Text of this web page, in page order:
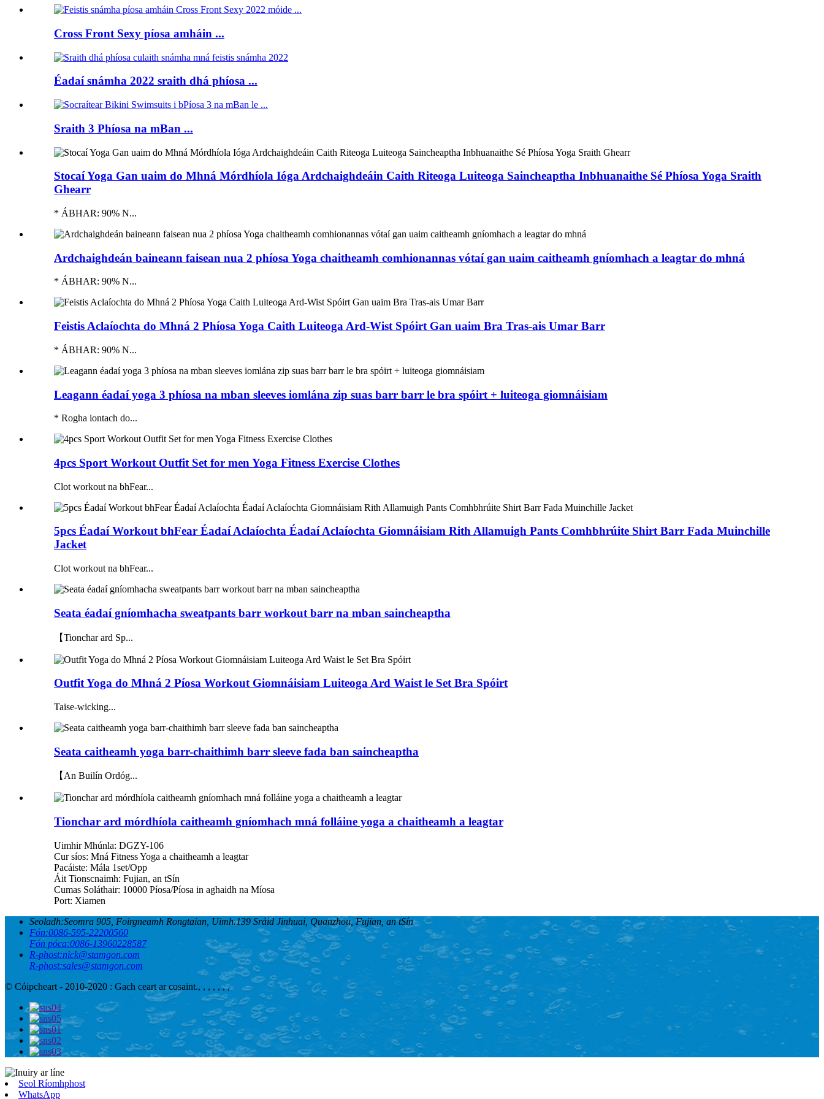
Cross Front Sexy píosa amháin ...
Éadaí snámha 2022 sraith dhá phíosa ...
Sraith 3 Phíosa na mBan ...
Stocaí Yoga Gan uaim do Mhná Mórdhíola Ióga Ardchaighdeáin Caith Riteoga Luiteoga Saincheaptha Inbhuanaithe Sé Phíosa Yoga Sraith
Ghearr
* ÁBHAR: 90% N...
Ardchaighdeán baineann faisean nua 2 phíosa Yoga chaitheamh comhionannas vótaí gan uaim caitheamh gníomhach a leagtar do mhná
* ÁBHAR: 90% N...
Feistis Aclaíochta do Mhná 2 Phíosa Yoga Caith Luiteoga Ard-Wist Spóirt Gan uaim Bra Tras-ais Umar Barr
* ÁBHAR: 90% N...
Leagann éadaí yoga 3 phíosa na mban sleeves iomlána zip suas barr barr le bra spóirt + luiteoga giomnáisiam
* Rogha iontach do...
4pcs Sport Workout Outfit Set for men Yoga Fitness Exercise Clothes
Clot workout na bhFear...
5pcs Éadaí Workout bhFear Éadaí Aclaíochta Éadaí Aclaíochta Giomnáisiam Rith Allamuigh Pants Comhbhrúite Shirt Barr Fada Muinchille
Jacket
Clot workout na bhFear...
Seata éadaí gníomhacha sweatpants barr workout barr na mban saincheaptha
【Tionchar ard Sp...
Outfit Yoga do Mhná 2 Píosa Workout Giomnáisiam Luiteoga Ard Waist le Set Bra Spóirt
Taise-wicking...
Seata caitheamh yoga barr-chaithimh barr sleeve fada ban saincheaptha
【An Builín Ordóg...
Tionchar ard mórdhíola caitheamh gníomhach mná folláine yoga a chaitheamh a leagtar
Uimhir Mhúnla: DGZY-106
Cur síos: Mná Fitness Yoga a chaitheamh a leagtar
Pacáiste: Mála 1set/Opp
Áit Tionscnaimh: Fujian, an tSín
Cumas Soláthair: 10000 Píosa/Píosa in aghaidh na Míosa
Port: Xiamen
Seoladh:Seomra 905, Foirgneamh Rongtaian, Uimh.139 Sráid Jinhuai, Quanzhou, Fujian, an tSín
Fón:0086-595-22200560
Fón póca:0086-13960228587
R-phost:nick@stamgon.com
R-phost:sales@stamgon.com
© Cóipcheart - 2010-2020 : Gach ceart ar cosaint., , , , , , ,
Seol Ríomhphost
WhatsApp